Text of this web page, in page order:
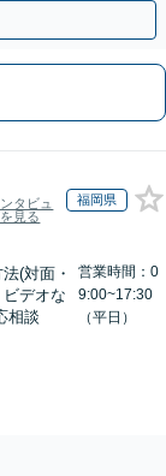
タビュ
見る
福岡県
(対面・
ビデオな
相談
営業時間：0
9:00~17:30
（平日）